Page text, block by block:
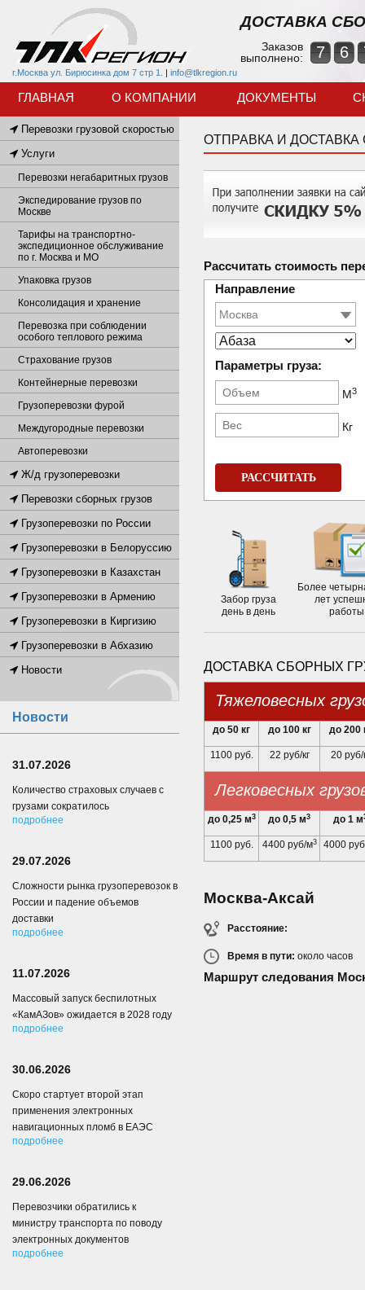
г.Москва ул. Бирюсинка дом 7 стр 1. | info@tlkregion.ru
ДОСТАВКА
Заказов
выполнено:
7 6
ГЛАВНАЯ О КОМПАНИИ ДОКУМЕНТЫ
ОТПРАВКА И
Рассчитать стоимость
Направление
Параметры груза:
М3
Кг
РАССЧИТАТЬ
Забор груза
день в день
Более
лет
работы
ДОСТАВКА СБОРНЫХ
Тяжеловесных
до 50 кг до 100 кг до 200
1100 руб. 22 руб/кг 20 руб/
Легковесных
до 0,25 м3 до 0,5 м3 до 1 м
1100 руб. 4400 руб/м3 4000
Москва-Аксай
Расстояние:
Время в пути: около часов
Маршрут следования
Перевозки грузовой скоростью
Услуги
Перевозки негабаритных грузов
Экспедирование грузов по
Москве
Тарифы на транспортно-
экспедиционное обслуживание
по г. Москва и МО
Упаковка грузов
Консолидация и хранение
Перевозка при соблюдении
особого теплового режима
Страхование грузов
Контейнерные перевозки
Грузоперевозки фурой
Междугородные перевозки
Автоперевозки
Ж/д грузоперевозки
Перевозки сборных грузов
Грузоперевозки по России
Грузоперевозки в Белоруссию
Грузоперевозки в Казахстан
Грузоперевозки в Армению
Грузоперевозки в Киргизию
Грузоперевозки в Абхазию
Новости
Новости
31.07.2026
Количество страховых случаев с
грузами сократилось
подробнее
29.07.2026
Сложности рынка грузоперевозок в
России и падение объемов
доставки
подробнее
11.07.2026
Массовый запуск беспилотных
«КамАЗов» ожидается в 2028 году
подробнее
30.06.2026
Скоро стартует второй этап
применения электронных
навигационных пломб в ЕАЭС
подробнее
29.06.2026
Перевозчики обратились к
министру транспорта по поводу
электронных документов
подробнее